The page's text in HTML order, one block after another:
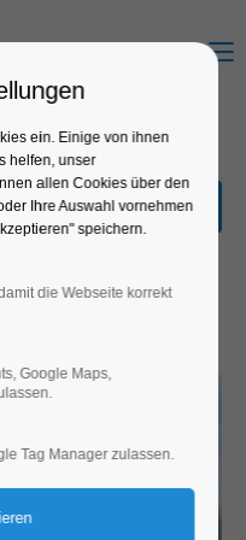
Menu
2,5
ein. Einige von ihnen
helfen, unser
allen Cookies über den
Ihre Auswahl vornehmen
speichern.
die Webseite korrekt
Google Maps,
Tag Manager zulassen.